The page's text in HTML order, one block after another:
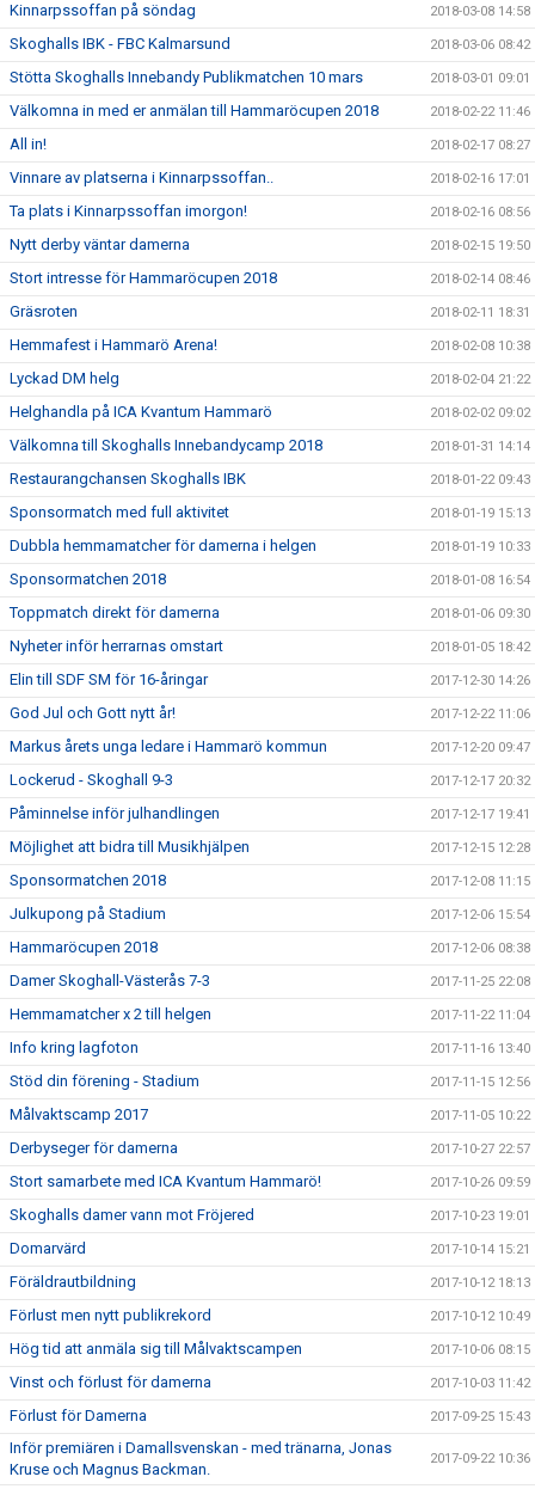
Kinnarpssoffan på söndag 2018-03-08 14:58
Skoghalls IBK - FBC Kalmarsund 2018-03-06 08:42
Stötta Skoghalls Innebandy Publikmatchen 10 mars 2018-03-01 09:01
Välkomna in med er anmälan till Hammaröcupen 2018 2018-02-22 11:46
All in! 2018-02-17 08:27
Vinnare av platserna i Kinnarpssoffan.. 2018-02-16 17:01
Ta plats i Kinnarpssoffan imorgon! 2018-02-16 08:56
Nytt derby väntar damerna 2018-02-15 19:50
Stort intresse för Hammaröcupen 2018 2018-02-14 08:46
Gräsroten 2018-02-11 18:31
Hemmafest i Hammarö Arena! 2018-02-08 10:38
Lyckad DM helg 2018-02-04 21:22
Helghandla på ICA Kvantum Hammarö 2018-02-02 09:02
Välkomna till Skoghalls Innebandycamp 2018 2018-01-31 14:14
Restaurangchansen Skoghalls IBK 2018-01-22 09:43
Sponsormatch med full aktivitet 2018-01-19 15:13
Dubbla hemmamatcher för damerna i helgen 2018-01-19 10:33
Sponsormatchen 2018 2018-01-08 16:54
Toppmatch direkt för damerna 2018-01-06 09:30
Nyheter inför herrarnas omstart 2018-01-05 18:42
Elin till SDF SM för 16-åringar 2017-12-30 14:26
God Jul och Gott nytt år! 2017-12-22 11:06
Markus årets unga ledare i Hammarö kommun 2017-12-20 09:47
Lockerud - Skoghall 9-3 2017-12-17 20:32
Påminnelse inför julhandlingen 2017-12-17 19:41
Möjlighet att bidra till Musikhjälpen 2017-12-15 12:28
Sponsormatchen 2018 2017-12-08 11:15
Julkupong på Stadium 2017-12-06 15:54
Hammaröcupen 2018 2017-12-06 08:38
Damer Skoghall-Västerås 7-3 2017-11-25 22:08
Hemmamatcher x 2 till helgen 2017-11-22 11:04
Info kring lagfoton 2017-11-16 13:40
Stöd din förening - Stadium 2017-11-15 12:56
Målvaktscamp 2017 2017-11-05 10:22
Derbyseger för damerna 2017-10-27 22:57
Stort samarbete med ICA Kvantum Hammarö! 2017-10-26 09:59
Skoghalls damer vann mot Fröjered 2017-10-23 19:01
Domarvärd 2017-10-14 15:21
Föräldrautbildning 2017-10-12 18:13
Förlust men nytt publikrekord 2017-10-12 10:49
Hög tid att anmäla sig till Målvaktscampen 2017-10-06 08:15
Vinst och förlust för damerna 2017-10-03 11:42
Förlust för Damerna 2017-09-25 15:43
Inför premiären i Damallsvenskan - med tränarna, Jonas
Kruse och Magnus Backman.
2017-09-22 10:36